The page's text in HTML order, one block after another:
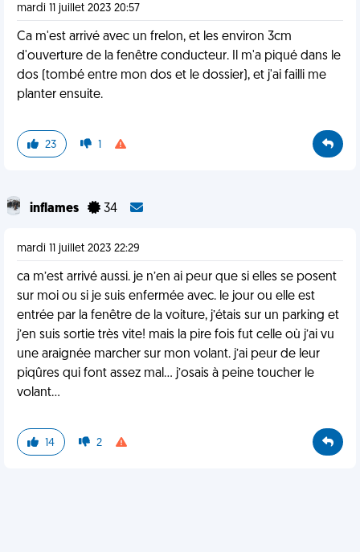
mardi 11 juillet 2023 20:57
Ca m'est arrivé avec un frelon, et les environ 3cm
d'ouverture de la fenêtre conducteur. Il m'a piqué dans le
dos (tombé entre mon dos et le dossier), et j'ai failli me
planter ensuite.
23 1
inflames 34
mardi 11 juillet 2023 22:29
ca m’est arrivé aussi. je n’en ai peur que si elles se posent
sur moi ou si je suis enfermée avec. le jour ou elle est
entrée par la fenêtre de la voiture, j’étais sur un parking et
j’en suis sortie très vite! mais la pire fois fut celle où j’ai vu
une araignée marcher sur mon volant. j’ai peur de leur
piqûres qui font assez mal… j’osais à peine toucher le
volant…
14 2